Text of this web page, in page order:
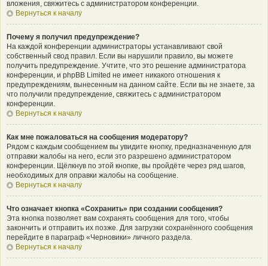
вложения, свяжитесь с администратором конференции.
Вернуться к началу
Почему я получил предупреждение?
На каждой конференции администраторы устанавливают свой
собственный свод правил. Если вы нарушили правило, вы можете
получить предупреждение. Учтите, что это решение администратора
конференции, и phpBB Limited не имеет никакого отношения к
предупреждениям, вынесенным на данном сайте. Если вы не знаете, за
что получили предупреждение, свяжитесь с администратором
конференции.
Вернуться к началу
Как мне пожаловаться на сообщения модератору?
Рядом с каждым сообщением вы увидите кнопку, предназначенную для
отправки жалобы на него, если это разрешено администратором
конференции. Щёлкнув по этой кнопке, вы пройдёте через ряд шагов,
необходимых для оправки жалобы на сообщение.
Вернуться к началу
Что означает кнопка «Сохранить» при создании сообщения?
Эта кнопка позволяет вам сохранять сообщения для того, чтобы
закончить и отправить их позже. Для загрузки сохранённого сообщения
перейдите в параграф «Черновики» личного раздела.
Вернуться к началу